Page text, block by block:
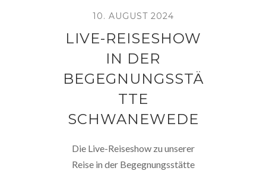
10. AUGUST 2024
LIVE-REISESHOW
IN DER
BEGEGNUNGSSTÄ
TTE
SCHWANEWEDE
Die Live-Reiseshow zu unserer
Reise in der Begegnungsstätte